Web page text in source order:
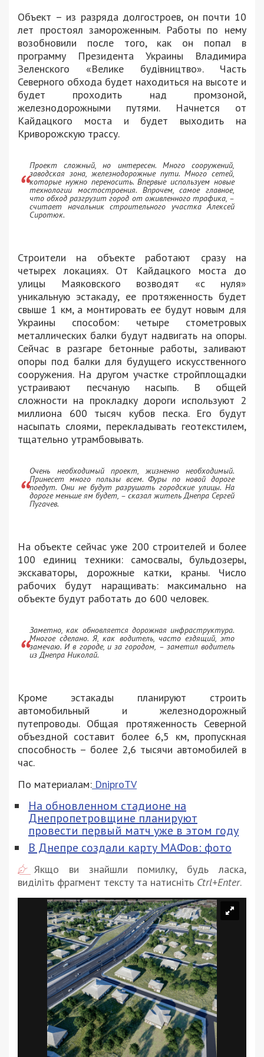
Объект – из разряда долгостроев, он почти 10
лет простоял замороженным. Работы по нему
возобновили после того, как он попал в
программу Президента Украины Владимира
Зеленского «Велике будівництво». Часть
Северного обхода будет находиться на высоте и
будет проходить над промзоной,
железнодорожными путями. Начнется от
Кайдацкого моста и будет выходить на
Криворожскую трассу.
Проект сложный, но интересен. Много сооружений,
заводская зона, железнодорожные пути. Много сетей,
которые нужно переносить. Впервые используем новые
технологии мостостроения. Впрочем, самое главное,
что обход разгрузит город от оживленного трафика, –
считает начальник строительного участка Алексей
Сиротюк.
Строители на объекте работают сразу на
четырех локациях. От Кайдацкого моста до
улицы Маяковского возводят «с нуля»
уникальную эстакаду, ее протяженность будет
свыше 1 км, а монтировать ее будут новым для
Украины способом: четыре стометровых
металлических балки будут надвигать на опоры.
Сейчас в разгаре бетонные работы, заливают
опоры под балки для будущего искусственного
сооружения. На другом участке стройплощадки
устраивают песчаную насыпь. В общей
сложности на прокладку дороги используют 2
миллиона 600 тысяч кубов песка. Его будут
насыпать слоями, перекладывать геотекстилем,
тщательно утрамбовывать.
Очень необходимый проект, жизненно необходимый.
Принесет много пользы всем. Фуры по новой дороге
поедут. Они не будут разрушать городские улицы. На
дороге меньше ям будет, – сказал житель Днепра Сергей
Пугачев.
На объекте сейчас уже 200 строителей и более
100 единиц техники: самосвалы, бульдозеры,
экскаваторы, дорожные катки, краны. Число
рабочих будут наращивать: максимально на
объекте будут работать до 600 человек.
Заметно, как обновляется дорожная инфраструктура.
Многое сделано. Я, как водитель, часто ездящий, это
замечаю. И в городе, и за городом, – заметил водитель
из Днепра Николай.
Кроме эстакады планируют строить
автомобильный и железнодорожный
путепроводы. Общая протяженность Северной
объездной составит более 6,5 км, пропускная
способность – более 2,6 тысячи автомобилей в
час.
По материалам: DniproTV
На обновленном стадионе на
Днепропетровщине планируют
провести первый матч уже в этом году
В Днепре создали карту МАФов: фото
Якщо ви знайшли помилку, будь ласка,
виділіть фрагмент тексту та натисніть Ctrl+Enter.